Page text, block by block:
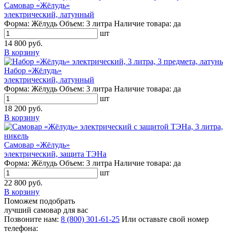
Самовар «Жёлудь»
электрический, латунный
Форма: Жёлудь Объем: 3 литра Наличие товара: да
шт
14 800 руб.
В корзину
Набор «Жёлудь»
электрический, латунный
Форма: Жёлудь Объем: 3 литра Наличие товара: да
шт
18 200 руб.
В корзину
Самовар «Жёлудь»
электрический, защита ТЭНа
Форма: Жёлудь Объем: 3 литра Наличие товара: да
шт
22 800 руб.
В корзину
Поможем подобрать
лучший самовар для вас
Позвоните нам: 8 (800) 301-61-25 Или оставьте свой номер
телефона: